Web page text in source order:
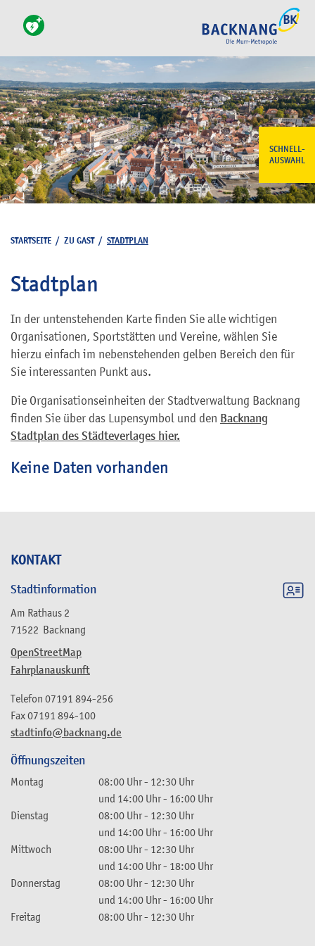
SCHNELL-
AUSWAHL
KONTAKT
Stadtinformation
Am Rathaus 2
71522 Backnang
OpenStreetMap
Fahrplanauskunft
stadtinfo@backnang.de
Telefon 07191 894-256
Fax07191 894-100
Öffnungszeiten
Montag 08:00 Uhr- 12:30 Uhr
und 14:00 Uhr- 16:00 Uhr
Dienstag
08:00 Uhr- 12:30 Uhr
und 14:00 Uhr- 16:00 Uhr
Mittwoch
08:00 Uhr- 12:30 Uhr
und 14:00 Uhr- 18:00 Uhr
Donnerstag
08:00 Uhr- 12:30 Uhr
und 14:00 Uhr- 16:00 Uhr
Freitag
08:00 Uhr- 12:30 Uhr
STARTSEITE / ZU GAST/ STADTPLAN
Stadtplan
In der untenstehenden Karte finden Sie alle wichtigen
Organisationen, Sportstätten und Vereine, wählen Sie
hierzu einfach im nebenstehenden gelben Bereich den für
Sie interessanten Punkt aus.
Die Organisationseinheiten der Stadtverwaltung Backnang
finden Sie über das Lupensymbol und den Backnang
Stadtplan des Städteverlages hier.
Keine Daten vorhanden